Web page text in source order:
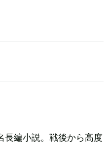
長編小説。戦後から高度